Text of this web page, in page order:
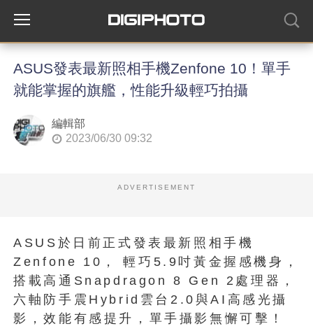
ASUS發表最新照相手機Zenfone 10！單手
就能掌握的旗艦，性能升級輕巧拍攝
編輯部
2023/06/30 09:32
ADVERTISEMENT
ASUS於日前正式發表最新照相手機
Zenfone 10， 輕巧5.9吋黃金握感機身，
搭載高通Snapdragon 8 Gen 2處理器，
六軸防手震Hybrid雲台2.0與AI高感光攝
影，效能有感提升，單手攝影無懈可擊！